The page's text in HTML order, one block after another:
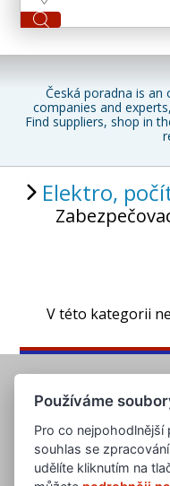
Česká poradna is
companies and
Find suppliers, shop in
Elektro,
V této kategorii
Používáme
Pro co nejpohodlnější
souhlas se
udělíte kliknutím na